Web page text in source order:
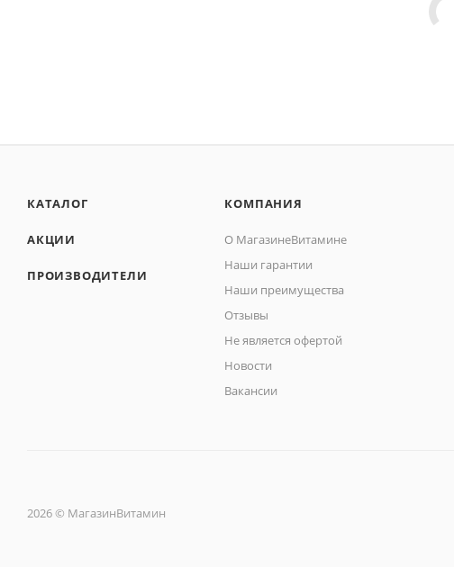
КАТАЛОГ
АКЦИИ
ПРОИЗВОДИТЕЛИ
КОМПАНИЯ
О МагазинеВитамине
Наши гарантии
Наши преимущества
Отзывы
Не является офертой
Новости
Вакансии
2026 © МагазинВитамин